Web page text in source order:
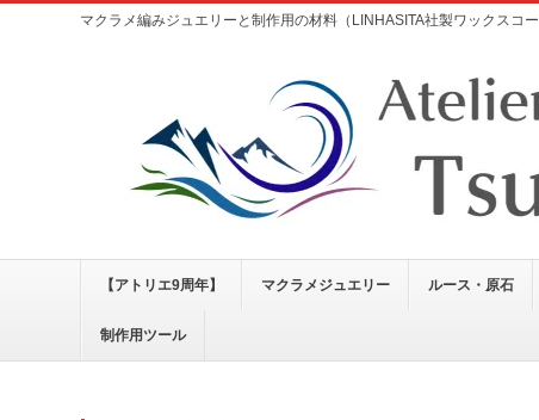
マクラメ編みジュエリーと制作用の材料（LINHASITA社製ワックスコ
【アトリエ9周年】 マクラメジュエリー ルース・原石
制作用ツール